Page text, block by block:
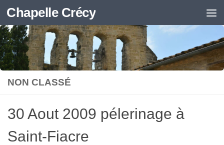
Skip to content
Chapelle Crécy
NON CLASSÉ
30 Aout 2009 pélerinage à
Saint-Fiacre